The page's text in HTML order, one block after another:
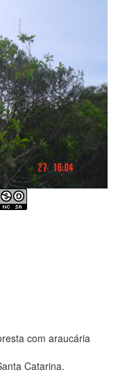
com araucária
Catarina.